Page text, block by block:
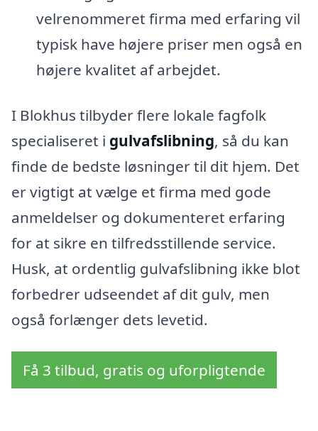
velrenommeret firma med erfaring vil
typisk have højere priser men også en
højere kvalitet af arbejdet.
I Blokhus tilbyder flere lokale fagfolk
specialiseret i gulvafslibning, så du kan
finde de bedste løsninger til dit hjem. Det
er vigtigt at vælge et firma med gode
anmeldelser og dokumenteret erfaring
for at sikre en tilfredsstillende service.
Husk, at ordentlig gulvafslibning ikke blot
forbedrer udseendet af dit gulv, men
også forlænger dets levetid.
Få 3 tilbud, gratis og uforpligtende